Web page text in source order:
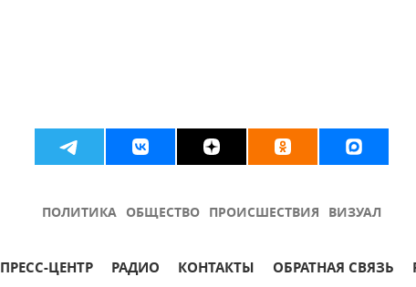
ПОЛИТИКА ОБЩЕСТВО ПРОИСШЕСТВИЯ ВИЗУАЛ
ПРЕСС-ЦЕНТР РАДИО КОНТАКТЫ ОБРАТНАЯ СВЯЗЬ